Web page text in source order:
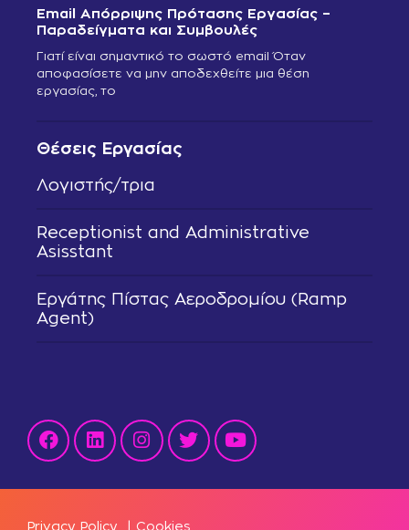
Θέσεις Εργασίας
Λογιστής/τρια
Receptionist and Administrative
Asisstant
Εργάτης Πίστας Αεροδρομίου (Ramp
Agent)
Email Απόρριψης Πρότασης Εργασίας –
Παραδείγματα και Συμβουλές
Γιατί είναι σημαντικό το σωστό email Όταν
αποφασίσετε να μην αποδεχθείτε μια θέση
εργασίας, το
Privacy Policy Cookies